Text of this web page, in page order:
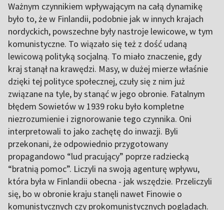
Ważnym czynnikiem wpływającym na całą dynamikę
było to, że w Finlandii, podobnie jak w innych krajach
nordyckich, powszechne były nastroje lewicowe, w tym
komunistyczne. To wiązało się też z dość udaną
lewicową polityką socjalną. To miało znaczenie, gdy
kraj stanął na krawędzi. Masy, w dużej mierze właśnie
dzięki tej polityce społecznej, czuły się z nim już
związane na tyle, by stanąć w jego obronie. Fatalnym
błędem Sowietów w 1939 roku było kompletne
niezrozumienie i zignorowanie tego czynnika. Oni
interpretowali to jako zachętę do inwazji. Byli
przekonani, że odpowiednio przygotowany
propagandowo “lud pracujący” poprze radziecką
“bratnią pomoc”. Liczyli na swoją agenturę wpływu,
która była w Finlandii obecna - jak wszędzie. Przeliczyli
się, bo w obronie kraju stanęli nawet Finowie o
komunistycznych czy prokomunistycznych poglądach.